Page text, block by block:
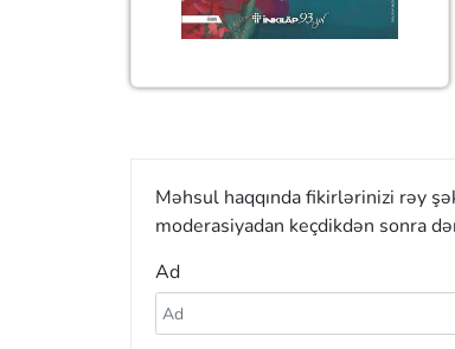
Məhsul haqqında fikirlərinizi rəy
moderasiyadan keçdikdən sonra
Ad